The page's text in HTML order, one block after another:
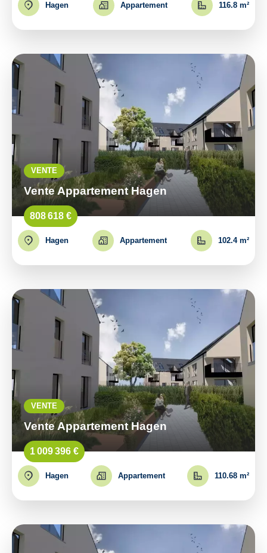
Hagen Appartement 116.8 m²
VENTE
Vente Appartement Hagen
808 618 €
Hagen Appartement 102.4 m²
VENTE
Vente Appartement Hagen
1 009 396 €
Hagen Appartement 110.68 m²